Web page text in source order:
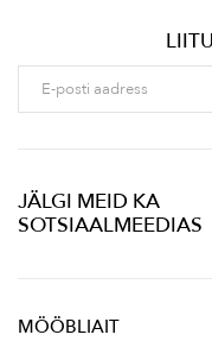
JÄLGI MEID KA
SOTSIAALMEEDIAS
MÖÖBLIAIT